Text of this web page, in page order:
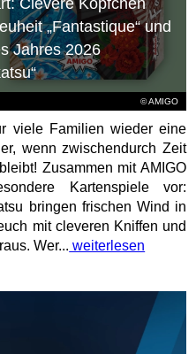
© AMIGO
Clevere Köpfchen
„Fantastique“ und
Jahres 2026
viele Familien wieder eine
wenn zwischendurch Zeit
Zusammen mit AMIGO
Kartenspiele vor:
bringen frischen Wind in
mit cleveren Kniffen und
Wer... weiterlesen